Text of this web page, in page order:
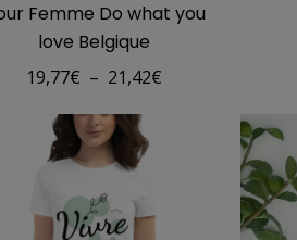
Femme Do what you
love Belgique
19,77€ – 21,42€